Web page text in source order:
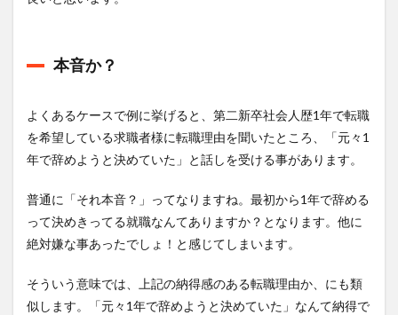
まと
本音か？
よくあるケースで例に挙げると、第二新卒社会人歴1年で転職
を希望している求職者様に転職理由を聞いたところ、「元々1
年で辞めようと決めていた」と話しを受ける事があります。
普通に「それ本音？」ってなりますね。最初から1年で辞める
って決めきってる就職なんてありますか？となります。他に
絶対嫌な事あったでしょ！と感じてしまいます。
そういう意味では、上記の納得感のある転職理由か、にも類
似します。「元々1年で辞めようと決めていた」なんて納得で